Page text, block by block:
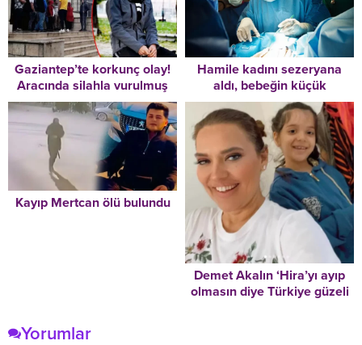
Gaziantep’te korkunç olay!
Aracında silahla vurulmuş
olarak ölü bulundu
Hamile kadını sezeryana
aldı, bebeğin küçük
olduğunu görünce karnını
dikip geri gönderdi
Kayıp Mertcan ölü bulundu
Demet Akalın ‘Hira’yı ayıp
olmasın diye Türkiye güzeli
Yorumlar